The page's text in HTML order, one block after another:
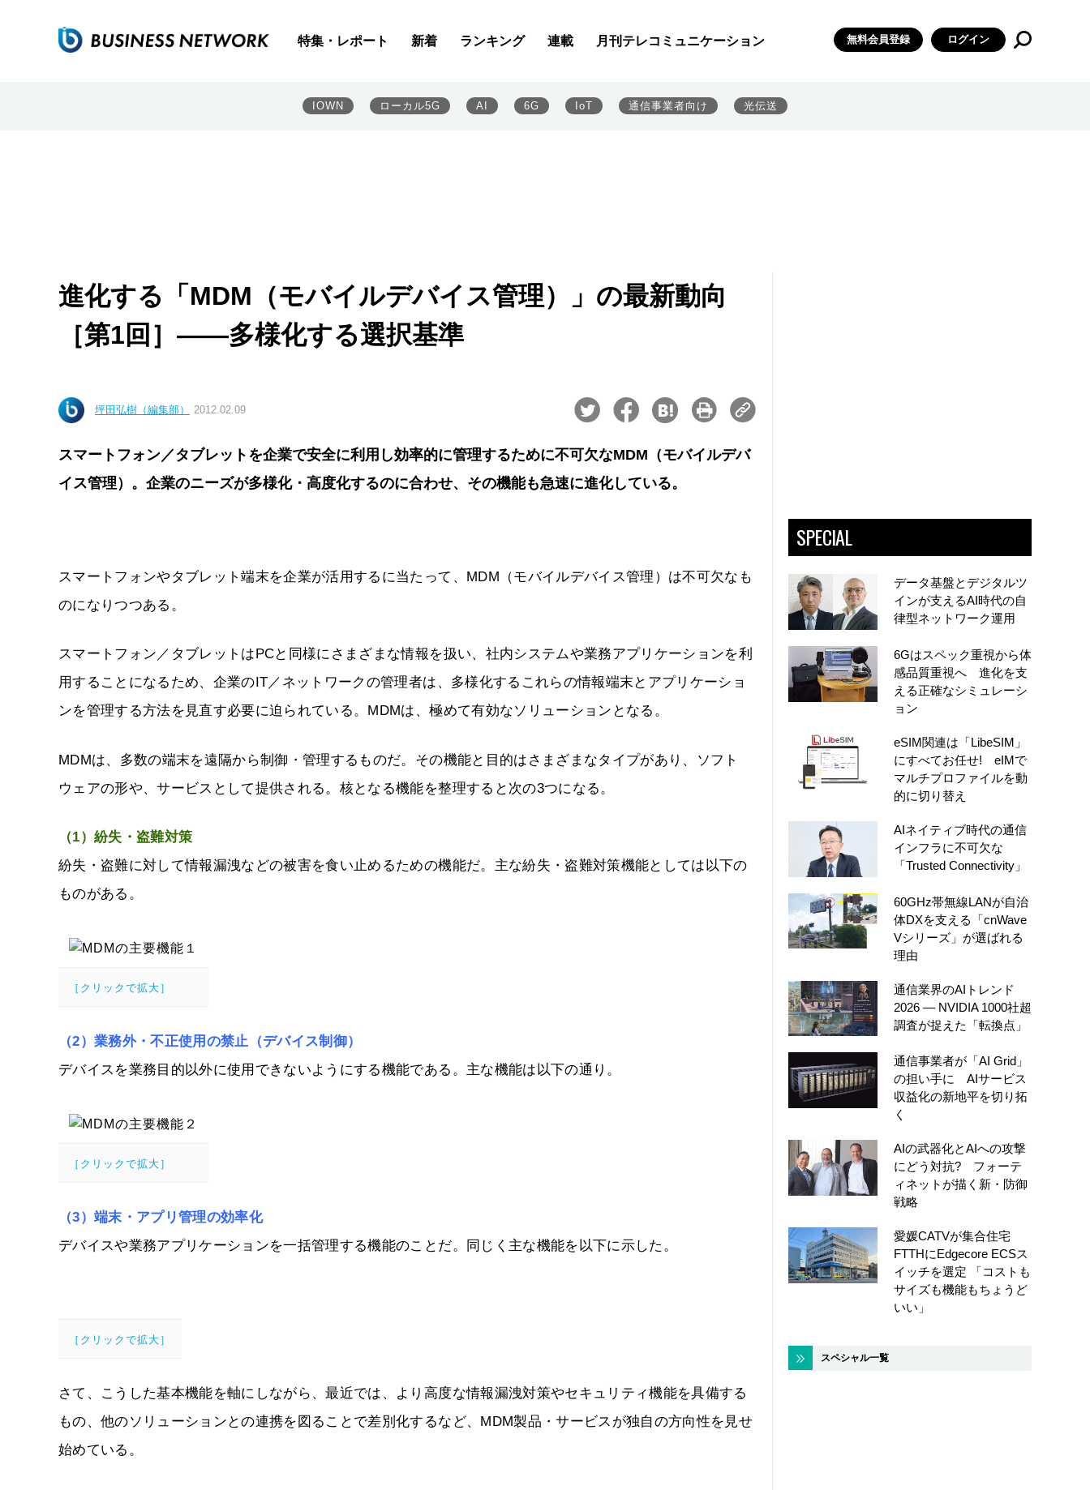
特集・レポート 新着 ランキング 連載 月刊テレコミュニケーション 無料会員登録 ログイン
IOWN ローカル5G AI 6G IoT 通信事業者向け 光伝送
進化する「MDM（モバイルデバイス管理）」の最新動向
［第1回］――多様化する選択基準
坪田弘樹（編集部） 2012.02.09
スマートフォン／タブレットを企業で安全に利用し効率的に管理するために不可欠なMDM（モバイルデバ
イス管理）。企業のニーズが多様化・高度化するのに合わせ、その機能も急速に進化している。
スマートフォンやタブレット端末を企業が活用するに当たって、MDM（モバイルデバイス管理）は不可欠なも
のになりつつある。
スマートフォン／タブレットはPCと同様にさまざまな情報を扱い、社内システムや業務アプリケーションを利
用することになるため、企業のIT／ネットワークの管理者は、多様化するこれらの情報端末とアプリケーショ
ンを管理する方法を見直す必要に迫られている。MDMは、極めて有効なソリューションとなる。
MDMは、多数の端末を遠隔から制御・管理するものだ。その機能と目的はさまざまなタイプがあり、ソフト
ウェアの形や、サービスとして提供される。核となる機能を整理すると次の3つになる。
（1）紛失・盗難対策
紛失・盗難に対して情報漏洩などの被害を食い止めるための機能だ。主な紛失・盗難対策機能としては以下の
ものがある。
［クリックで拡大］
（2）業務外・不正使用の禁止（デバイス制御）
デバイスを業務目的以外に使用できないようにする機能である。主な機能は以下の通り。
［クリックで拡大］
（3）端末・アプリ管理の効率化
デバイスや業務アプリケーションを一括管理する機能のことだ。同じく主な機能を以下に示した。
［クリックで拡大］
さて、こうした基本機能を軸にしながら、最近では、より高度な情報漏洩対策やセキュリティ機能を具備する
もの、他のソリューションとの連携を図ることで差別化するなど、MDM製品・サービスが独自の方向性を見せ
始めている。
SPECIAL
データ基盤とデジタルツ
インが支えるAI時代の自
律型ネットワーク運用
6Gはスペック重視から体
感品質重視へ 進化を支
える正確なシミュレーシ
ョン
eSIM関連は「LibeSIM」
にすべてお任せ! eIMで
マルチプロファイルを動
的に切り替え
AIネイティブ時代の通信
インフラに不可欠な
「Trusted Connectivity」
60GHz帯無線LANが自治
体DXを支える「cnWave
Vシリーズ」が選ばれる
理由
通信業界のAIトレンド
2026 ― NVIDIA 1000社超
調査が捉えた「転換点」
通信事業者が「AI Grid」
の担い手に AIサービス
収益化の新地平を切り拓
く
AIの武器化とAIへの攻撃
にどう対抗? フォーテ
ィネットが描く新・防御
戦略
愛媛CATVが集合住宅
FTTHにEdgecore ECSス
イッチを選定 「コストも
サイズも機能もちょうど
いい」
スペシャル一覧